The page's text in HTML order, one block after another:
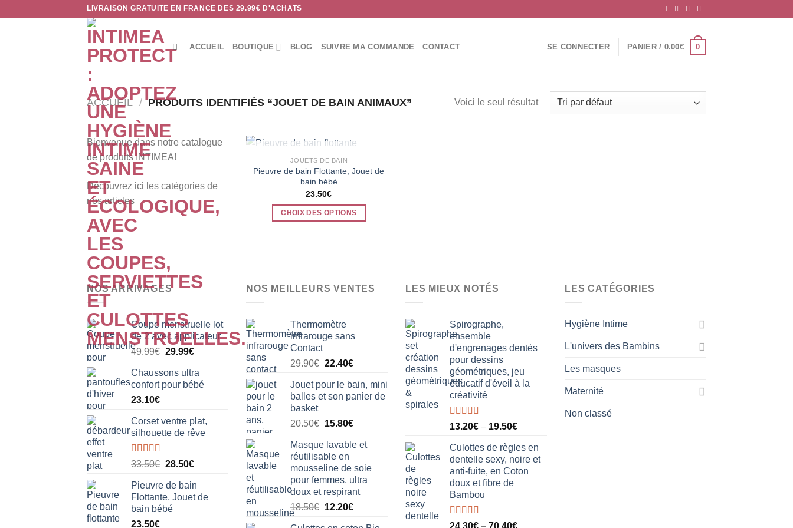
LIVRAISON GRATUITE EN FRANCE DES 29.99€ D'ACHATS
ACCUEIL BOUTIQUE BLOG SUIVRE MA COMMANDE CONTACT SE CONNECTER PANIER / 0.00€ 0
ACCUEIL / PRODUITS IDENTIFIÉS “JOUET DE BAIN ANIMAUX” Voici le seul résultat
Bienvenue dans notre catalogue
de produits INTIMEA!
Découvrez ici les catégories de
nos articles
RUPTURE DE STOCK
JOUETS DE BAIN
Pieuvre de bain Flottante, Jouet de
bain bébé
23.50€
CHOIX DES OPTIONS
peuvent
être
choisies
sur
page
NOS ARRIVAGES
Coupe menstruelle lot
de 2 avec applicateur
49.99€ Le
initial
était :
29.99€Le
actuel
est :
Chaussons ultra
confort pour bébé
23.10€
Corset ventre plat,
silhouette de rêve
Note5.00
33.50€ Le
initial
était :
33.50€.
28.50€Le
actuel
est :
Pieuvre de bain
Flottante, Jouet de
bain bébé
23.50€
NOS MEILLEURS VENTES
Thermomètre
infrarouge sans
Contact
29.90€ Le
initial
était :
22.40€Le
actuel
est :
Jouet pour le bain, mini
balles et son panier de
basket
20.50€ Le
initial
était :
20.50€.
15.80€Le
actuel
15.80€.
Masque lavable et
réutilisable en
mousseline de soie
pour femmes, ultra
doux et respirant
18.50€ Le
12.20€Le
LES MIEUX NOTÉS
Spirographe,
ensemble
d'engrenages dentés
pour dessins
géométriques, jeu
éducatif d'éveil à la
créativité
Note5.00
13.20€ – 19.50€
Culottes de règles en
dentelle sexy, noire et
anti-fuite, en Coton
doux et fibre de
Bambou
Note5.00
LES CATÉGORIES
Hygiène Intime
L'univers des Bambins
Les masques
Maternité
Non classé